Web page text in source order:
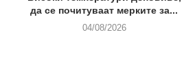
да се почитуваат мерките за...
04/08/2026